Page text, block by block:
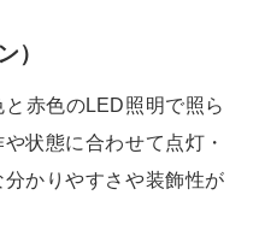
）
赤色のLED照明で照ら
状態に合わせて点灯・
かりやすさや装飾性が